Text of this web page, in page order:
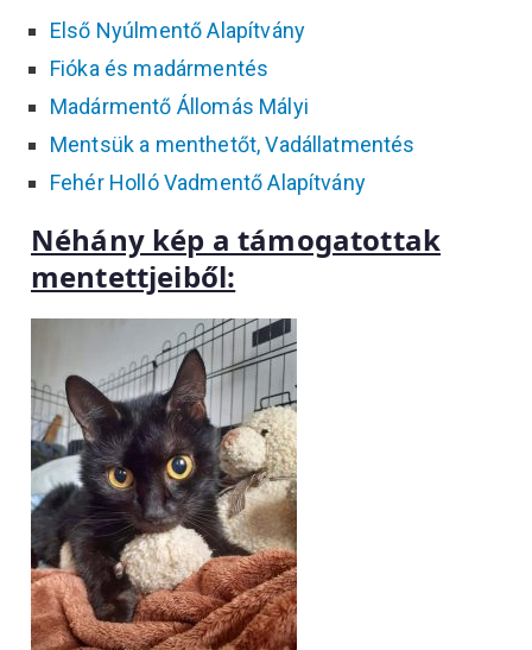
Első Nyúlmentő Alapítvány
Fióka és madármentés
Madármentő Állomás Mályi
Mentsük a menthetőt, Vadállatmentés
Fehér Holló Vadmentő Alapítvány
Néhány kép a támogatottak
mentettjeiből: